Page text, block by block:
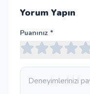
Yorum Yapın
Puanınız *